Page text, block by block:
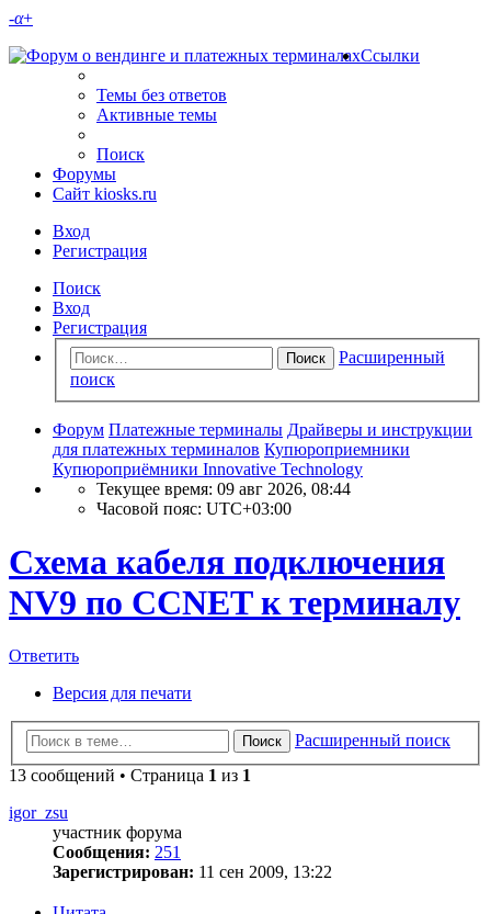
-α+
Ссылки
Темы без ответов
Активные темы
Поиск
Форумы
Сайт kiosks.ru
Вход
Регистрация
Поиск
Вход
Регистрация
Поиск
Расширенный
поиск
Форум Платежные терминалы Драйверы и инструкции
для платежных терминалов Купюроприемники
Купюроприёмники Innovative Technology
Текущее время: 09 авг 2026, 08:44
Часовой пояс: UTC+03:00
Схема кабеля подключения
NV9 по CCNET к терминалу
Ответить
Версия для печати
Поиск
Расширенный поиск
13 сообщений • Страница 1 из 1
igor_zsu
участник форума
Сообщения: 251
Зарегистрирован: 11 сен 2009, 13:22